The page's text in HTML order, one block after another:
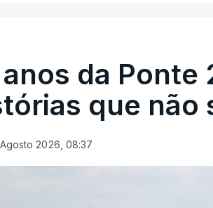
da Ponte
que não
2026, 08:37